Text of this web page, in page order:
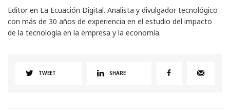
Editor en La Ecuación Digital. Analista y divulgador tecnológico
con más de 30 años de experiencia en el estudio del impacto
de la tecnología en la empresa y la economía.
TWEET SHARE